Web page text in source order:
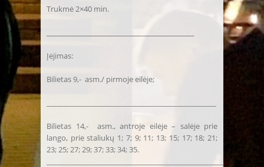
Trukmė 2×40 min.
Įėjimas:
Bilietas 9,- asm./ pirmoje eilėje;
Bilietas 14,- asm., antroje eilėje – salėje prie
lango, prie staliukų 1; 7; 9; 11; 13; 15; 17; 18; 21;
23; 25; 27; 29; 37; 33; 34; 35.
___________________________________________________